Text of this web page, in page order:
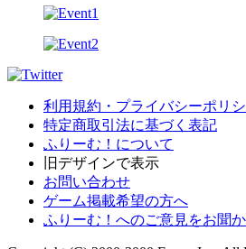
利用規約・プライバシーポリ
特定商取引法に基づく表記
ふりーむ！について
旧デザインで表示
お問い合わせ
ゲーム掲載希望の方へ
ふりーむ！へのご意見をお聞